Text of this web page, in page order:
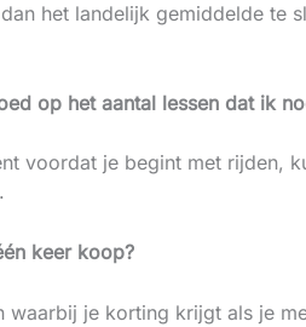
het landelijk gemiddelde te
op het aantal lessen dat ik
voordat je begint met rijden,
keer koop?
waarbij je korting krijgt als je